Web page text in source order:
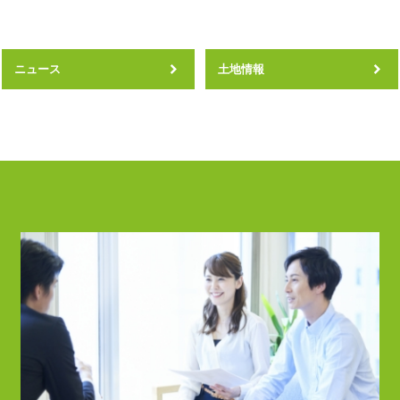
ニュース 土地情報